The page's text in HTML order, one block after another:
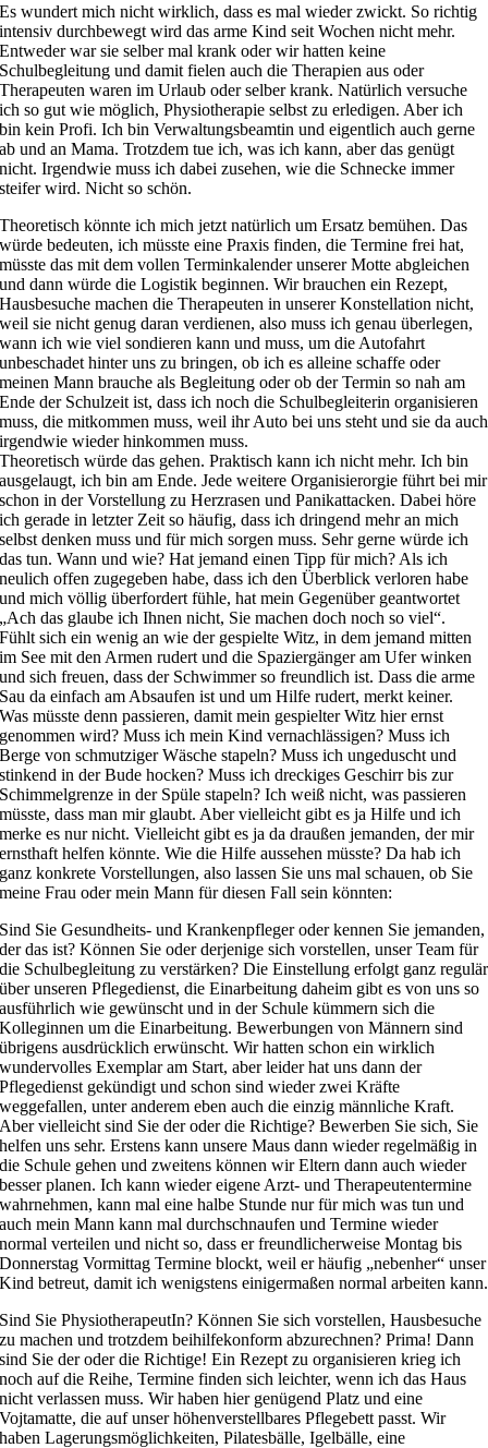
Es wundert mich nicht wirklich, dass es mal wieder zwickt. So richtig
intensiv durchbewegt wird das arme Kind seit Wochen nicht mehr.
Entweder war sie selber mal krank oder wir hatten keine
Schulbegleitung und damit fielen auch die Therapien aus oder
Therapeuten waren im Urlaub oder selber krank. Natürlich versuche
ich so gut wie möglich, Physiotherapie selbst zu erledigen. Aber ich
bin kein Profi. Ich bin Verwaltungsbeamtin und eigentlich auch gerne
ab und an Mama. Trotzdem tue ich, was ich kann, aber das genügt
nicht. Irgendwie muss ich dabei zusehen, wie die Schnecke immer
steifer wird. Nicht so schön.
Theoretisch könnte ich mich jetzt natürlich um Ersatz bemühen. Das
würde bedeuten, ich müsste eine Praxis finden, die Termine frei hat,
müsste das mit dem vollen Terminkalender unserer Motte abgleichen
und dann würde die Logistik beginnen. Wir brauchen ein Rezept,
Hausbesuche machen die Therapeuten in unserer Konstellation nicht,
weil sie nicht genug daran verdienen, also muss ich genau überlegen,
wann ich wie viel sondieren kann und muss, um die Autofahrt
unbeschadet hinter uns zu bringen, ob ich es alleine schaffe oder
meinen Mann brauche als Begleitung oder ob der Termin so nah am
Ende der Schulzeit ist, dass ich noch die Schulbegleiterin organisieren
muss, die mitkommen muss, weil ihr Auto bei uns steht und sie da auch
irgendwie wieder hinkommen muss.
Theoretisch würde das gehen. Praktisch kann ich nicht mehr. Ich bin
ausgelaugt, ich bin am Ende. Jede weitere Organisierorgie führt bei mir
schon in der Vorstellung zu Herzrasen und Panikattacken. Dabei höre
ich gerade in letzter Zeit so häufig, dass ich dringend mehr an mich
selbst denken muss und für mich sorgen muss. Sehr gerne würde ich
das tun. Wann und wie? Hat jemand einen Tipp für mich? Als ich
neulich offen zugegeben habe, dass ich den Überblick verloren habe
und mich völlig überfordert fühle, hat mein Gegenüber geantwortet
„Ach das glaube ich Ihnen nicht, Sie machen doch noch so viel“.
Fühlt sich ein wenig an wie der gespielte Witz, in dem jemand mitten
im See mit den Armen rudert und die Spaziergänger am Ufer winken
und sich freuen, dass der Schwimmer so freundlich ist. Dass die arme
Sau da einfach am Absaufen ist und um Hilfe rudert, merkt keiner.
Was müsste denn passieren, damit mein gespielter Witz hier ernst
genommen wird? Muss ich mein Kind vernachlässigen? Muss ich
Berge von schmutziger Wäsche stapeln? Muss ich ungeduscht und
stinkend in der Bude hocken? Muss ich dreckiges Geschirr bis zur
Schimmelgrenze in der Spüle stapeln? Ich weiß nicht, was passieren
müsste, dass man mir glaubt. Aber vielleicht gibt es ja Hilfe und ich
merke es nur nicht. Vielleicht gibt es ja da draußen jemanden, der mir
ernsthaft helfen könnte. Wie die Hilfe aussehen müsste? Da hab ich
ganz konkrete Vorstellungen, also lassen Sie uns mal schauen, ob Sie
meine Frau oder mein Mann für diesen Fall sein könnten:
Sind Sie Gesundheits- und Krankenpfleger oder kennen Sie jemanden,
der das ist? Können Sie oder derjenige sich vorstellen, unser Team für
die Schulbegleitung zu verstärken? Die Einstellung erfolgt ganz regulär
über unseren Pflegedienst, die Einarbeitung daheim gibt es von uns so
ausführlich wie gewünscht und in der Schule kümmern sich die
Kolleginnen um die Einarbeitung. Bewerbungen von Männern sind
übrigens ausdrücklich erwünscht. Wir hatten schon ein wirklich
wundervolles Exemplar am Start, aber leider hat uns dann der
Pflegedienst gekündigt und schon sind wieder zwei Kräfte
weggefallen, unter anderem eben auch die einzig männliche Kraft.
Aber vielleicht sind Sie der oder die Richtige? Bewerben Sie sich, Sie
helfen uns sehr. Erstens kann unsere Maus dann wieder regelmäßig in
die Schule gehen und zweitens können wir Eltern dann auch wieder
besser planen. Ich kann wieder eigene Arzt- und Therapeutentermine
wahrnehmen, kann mal eine halbe Stunde nur für mich was tun und
auch mein Mann kann mal durchschnaufen und Termine wieder
normal verteilen und nicht so, dass er freundlicherweise Montag bis
Donnerstag Vormittag Termine blockt, weil er häufig „nebenher“ unser
Kind betreut, damit ich wenigstens einigermaßen normal arbeiten kann.
Sind Sie PhysiotherapeutIn? Können Sie sich vorstellen, Hausbesuche
zu machen und trotzdem beihilfekonform abzurechnen? Prima! Dann
sind Sie der oder die Richtige! Ein Rezept zu organisieren krieg ich
noch auf die Reihe, Termine finden sich leichter, wenn ich das Haus
nicht verlassen muss. Wir haben hier genügend Platz und eine
Vojtamatte, die auf unser höhenverstellbares Pflegebett passt. Wir
haben Lagerungsmöglichkeiten, Pilatesbälle, Igelbälle, eine